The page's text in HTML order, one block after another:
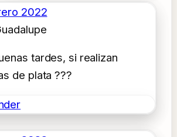
2022
tardes, si realizan
de plata ???